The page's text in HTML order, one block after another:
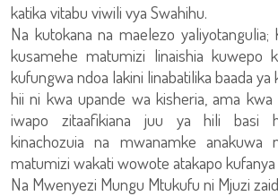
katika vitabu viwili vya Swahihu.
Na kutokana na maelezo yaliyotangulia;
kusamehe matumizi linaishia kuwepo
kufungwa ndoa lakini linabatilika baada
hii ni kwa upande wa kisheria, ama
iwapo zitaafikiana juu ya hili basi
kinachozuia na mwanamke anakuwa
matumizi wakati wowote atakapo kufanya
Na Mwenyezi Mungu Mtukufu ni Mjuzi